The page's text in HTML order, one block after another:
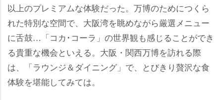
以上のプレミアムな体験だった。万博のためにつくら
れた特別な空間で、大阪湾を眺めながら厳選メニュー
に舌鼓…「コカ･コーラ」の世界観も感じることができ
る貴重な機会といえる。大阪・関西万博を訪れる際
は、「ラウンジ＆ダイニング」で、とびきり贅沢な食
体験を堪能してみては。